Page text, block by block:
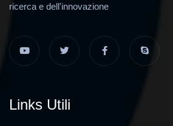
ricerca e dell'innovazione
Links Utili